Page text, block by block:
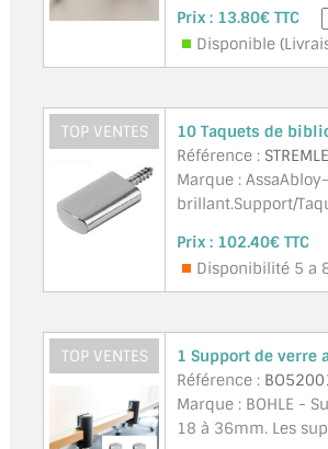
Prix : 13.80€ TTC
Disponible
TOP VENTES
10 Taquets de
Référence :
Marque :
brillant.Support/
Prix : 102.40€ TTC
Disponibilité 5 a
TOP VENTES
1 Support de verre
Référence :
Marque : BOHLE -
18 à 36mm. Les